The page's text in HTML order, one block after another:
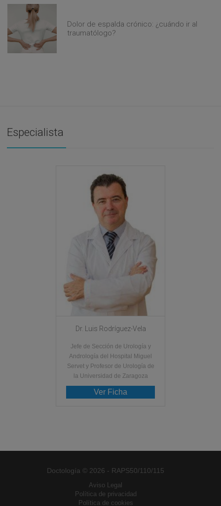
Dolor de espalda crónico: ¿cuándo ir al
traumatólogo?
Especialista
Dr. Luis Rodríguez-Vela
Jefe de Sección de Urología y
Andrología del Hospital Miguel
Servet y Profesor de Urología de
la Universidad de Zaragoza
Ver Ficha
Doctología © 2026 - RAPS50/110/115
Aviso Legal
Política de privacidad
Política de cookies